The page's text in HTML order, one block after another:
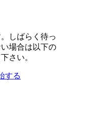
しばらく待っ
場合は以下の
さい。
する